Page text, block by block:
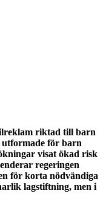
riktad till barn
för barn
visat ökad risk
regeringen
för korta nödvändiga
lagstiftning, men i